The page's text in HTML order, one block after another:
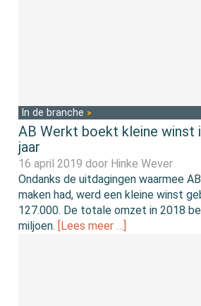
In de branche
AB Werkt boekt kleine winst
jaar
16 april 2019 door Hinke Wever
Ondanks de uitdagingen waarmee
maken had, werd een kleine winst
127.000. De totale omzet in 2018
miljoen. [Lees meer …]